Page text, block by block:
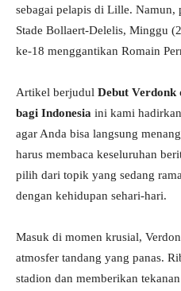
sebagai pelapis di Lille. Namun,
Stade Bollaert-Delelis, Minggu
ke-18 menggantikan Romain
Artikel berjudul Debut
bagi Indonesia ini kami
agar Anda bisa langsung
harus membaca keseluruhan
pilih dari topik yang sedang
dengan kehidupan sehari-hari.
Masuk di momen krusial,
atmosfer tandang yang panas.
stadion dan memberikan